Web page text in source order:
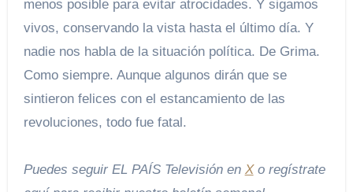
menos posible para evitar atrocidades. Y sigamos
vivos, conservando la vista hasta el último día. Y
nadie nos habla de la situación política. De Grima.
Como siempre. Aunque algunos dirán que se
sintieron felices con el estancamiento de las
revoluciones, todo fue fatal.
Puedes seguir EL PAÍS Televisión en Xo regístrate